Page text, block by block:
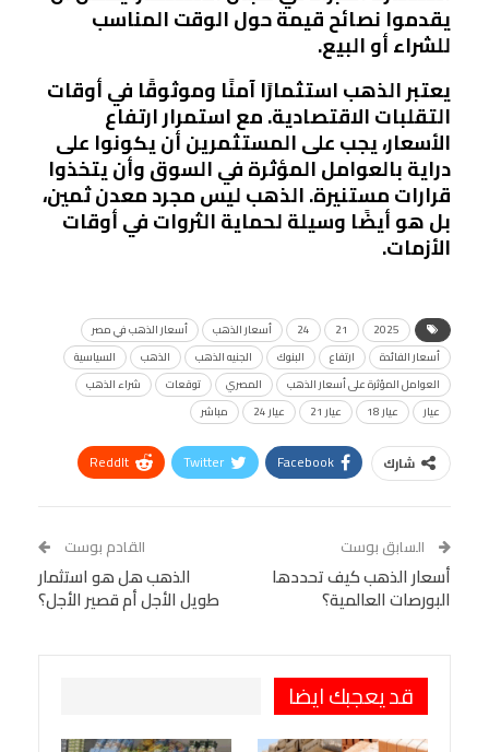
يقدموا نصائح قيمة حول الوقت المناسب
للشراء أو البيع.
يعتبر الذهب استثمارًا آمنًا وموثوقًا في أوقات
التقلبات الاقتصادية. مع استمرار ارتفاع
الأسعار، يجب على المستثمرين أن يكونوا على
دراية بالعوامل المؤثرة في السوق وأن يتخذوا
قرارات مستنيرة. الذهب ليس مجرد معدن ثمين،
بل هو أيضًا وسيلة لحماية الثروات في أوقات
الأزمات.
2025
21
24 أسعار الذهب
أسعار الذهب في مصر
أسعار الفائدة
ارتفاع البنوك الجنيه الذهب الذهب
السياسية
العوامل المؤثرة على أسعار الذهب
المصري توقعات
شراء الذهب
عيار
عيار 18 عيار 21 عيار 24 مباشر
شارك Facebook
Twitter
ReddIt
Tumblr
البريد الإلكتروني
StumbleUpon
VK
Digg
LINE
BlackBerry
Viber
السابق بوست
أسعار الذهب كيف تحددها
البورصات العالمية؟
القادم بوست
الذهب هل هو استثمار
طويل الأجل أم قصير الأجل؟
قد يعجبك ايضا